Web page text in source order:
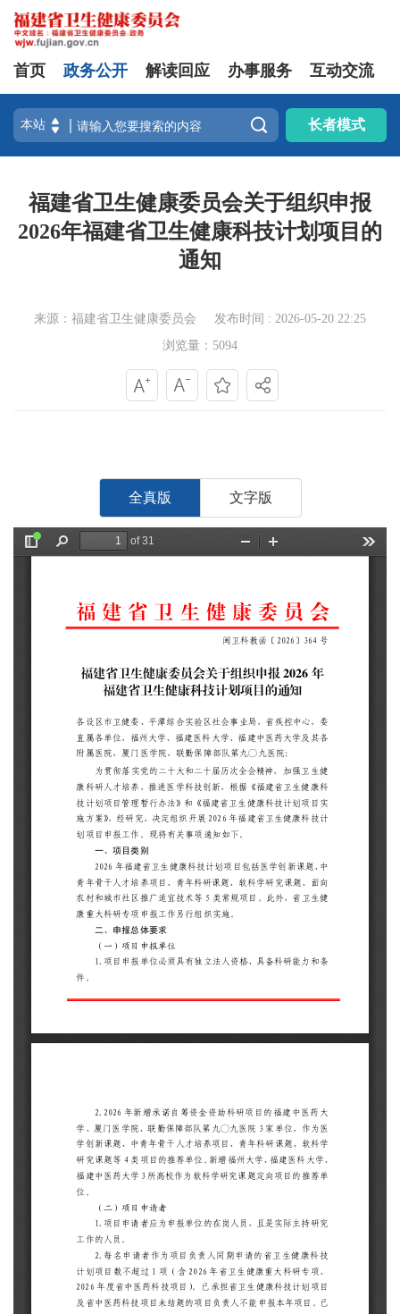
首页 政务公开 解读回应 办事服务 互动交流
 长者模式
福建省卫生健康委员会关于组织申报
2026年福建省卫生健康科技计划项目的
通知
来源：福建省卫生健康委员会
发布时间 : 2026-05-20 22:25
浏览量：5094
全真版 文字版